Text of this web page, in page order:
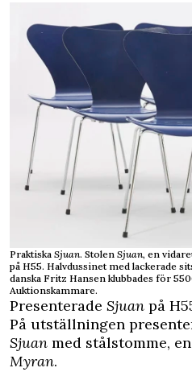
Praktiska Sjuan. Stolen Sjuan, en
på H55. Halvdussinet med lackerade
danska Fritz Hansen klubbades för
Auktionskammare.
Presenterade Sjuan på
På utställningen
Sjuan med stålstomme,
Myran.